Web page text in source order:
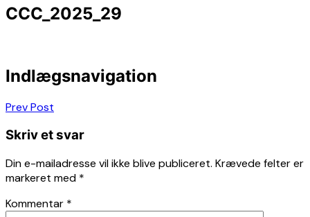
CCC_2025_29
Indlægsnavigation
Prev Post
Skriv et svar
Din e-mailadresse vil ikke blive publiceret. Krævede felter er
markeret med *
Kommentar *